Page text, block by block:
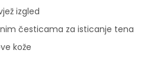
izgled
česticama za isticanje tena
kože